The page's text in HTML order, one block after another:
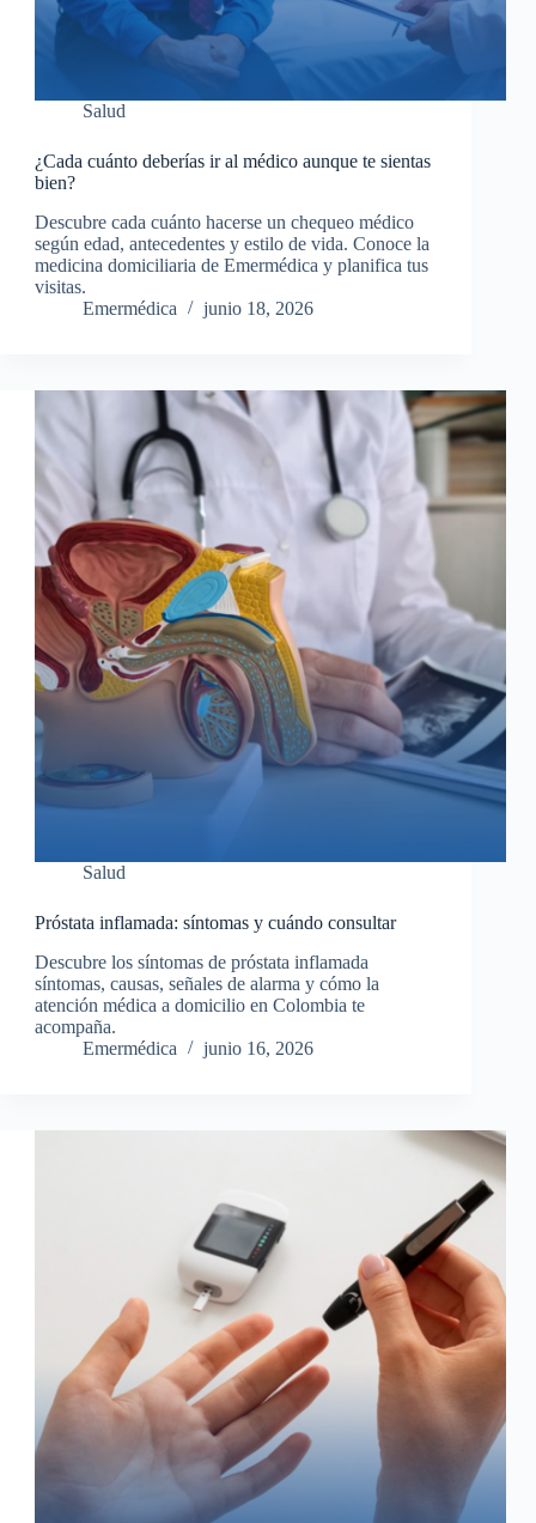
Salud
¿Cada cuánto deberías ir al médico aunque te sientas
bien?
Descubre cada cuánto hacerse un chequeo médico
según edad, antecedentes y estilo de vida. Conoce la
medicina domiciliaria de Emermédica y planifica tus
visitas.
Emermédica
junio 18, 2026
Salud
Próstata inflamada: síntomas y cuándo consultar
Descubre los síntomas de próstata inflamada
síntomas, causas, señales de alarma y cómo la
atención médica a domicilio en Colombia te
acompaña.
Emermédica
junio 16, 2026